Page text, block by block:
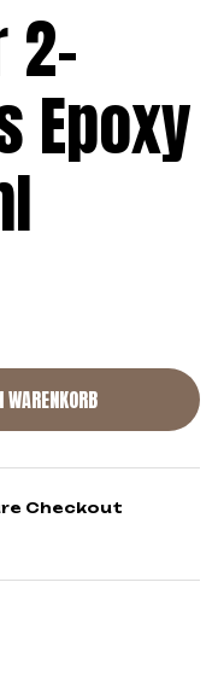
2-
Epoxy
WARENKORB
Checkout